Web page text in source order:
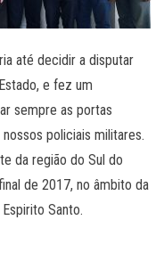
até decidir a disputar
e fez um
sempre as portas
policiais militares.
da região do Sul do
de 2017, no âmbito da
Santo.